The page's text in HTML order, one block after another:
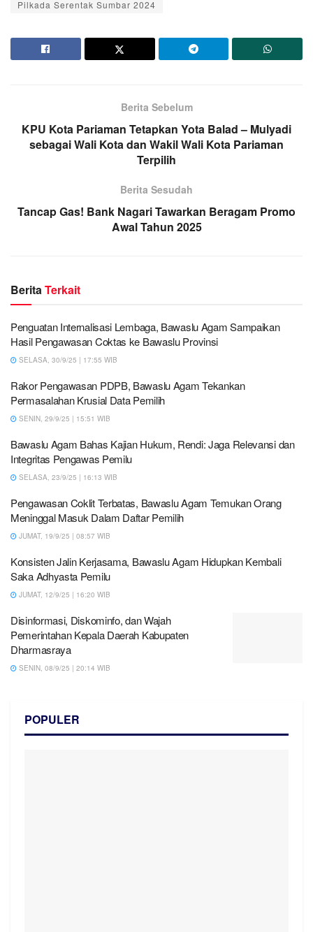
Pilkada Serentak Sumbar 2024
Berita Sebelum
KPU Kota Pariaman Tetapkan Yota Balad – Mulyadi
sebagai Wali Kota dan Wakil Wali Kota Pariaman
Terpilih
Berita Sesudah
Tancap Gas! Bank Nagari Tawarkan Beragam Promo
Awal Tahun 2025
BeritaTerkait
Penguatan Internalisasi Lembaga, Bawaslu Agam Sampaikan
Hasil Pengawasan Coktas ke Bawaslu Provinsi
SELASA, 30/9/25 | 17:55 WIB
Rakor Pengawasan PDPB, Bawaslu Agam Tekankan
Permasalahan Krusial Data Pemilih
SENIN, 29/9/25 | 15:51 WIB
Bawaslu Agam Bahas Kajian Hukum, Rendi: Jaga Relevansi dan
Integritas Pengawas Pemilu
SELASA, 23/9/25 | 16:13 WIB
Pengawasan Coklit Terbatas, Bawaslu Agam Temukan Orang
Meninggal Masuk Dalam Daftar Pemilih
JUMAT, 19/9/25 | 08:57 WIB
Konsisten Jalin Kerjasama, Bawaslu Agam Hidupkan Kembali
Saka Adhyasta Pemilu
JUMAT, 12/9/25 | 16:20 WIB
Disinformasi, Diskominfo, dan Wajah
Pemerintahan Kepala Daerah Kabupaten
Dharmasraya
SENIN, 08/9/25 | 20:14 WIB
POPULER